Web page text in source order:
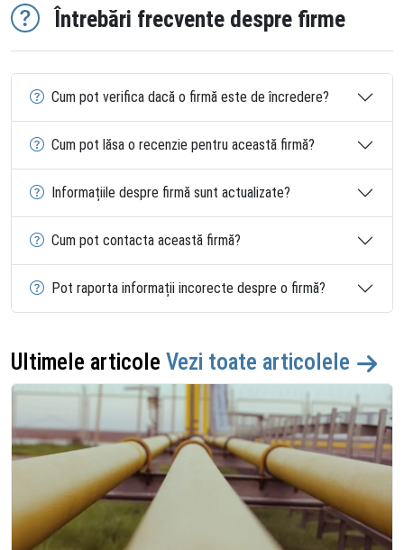
Întrebări frecvente despre firme
Cum pot verifica dacă o firmă este de încredere?
Cum pot lăsa o recenzie pentru această firmă?
Informațiile despre firmă sunt actualizate?
Cum pot contacta această firmă?
Pot raporta informații incorecte despre o firmă?
Ultimele articole Vezi toate articolele